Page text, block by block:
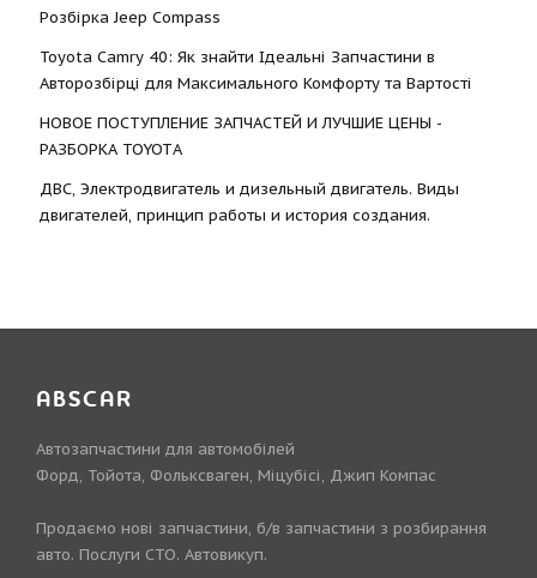
Розбірка Jeep Compass
Toyota Camry 40: Як знайти Ідеальні Запчастини в
Авторозбірці для Максимального Комфорту та Вартості
НОВОЕ ПОСТУПЛЕНИЕ ЗАПЧАСТЕЙ И ЛУЧШИЕ ЦЕНЫ -
РАЗБОРКА TOYOTА
ДВС, Электродвигатель и дизельный двигатель. Виды
двигателей, принцип работы и история создания.
ABSCAR
Автозапчастини для автомобілей
Форд, Тойота, Фольксваген, Міцубісі, Джип Компас
Продаємо нові запчастини, б/в запчастини з розбирання
авто. Послуги СТО. Автовикуп.